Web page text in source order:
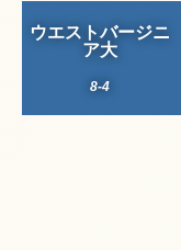
ウエストバージニ
ア大
8-4